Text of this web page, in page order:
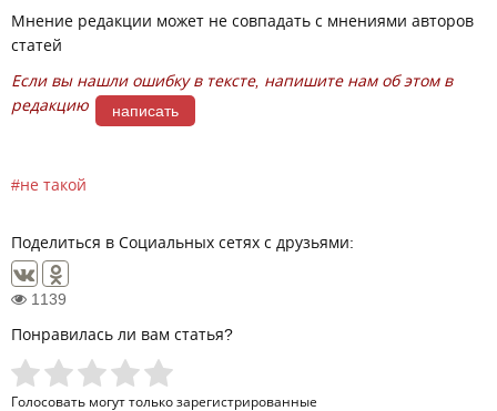
Мнение редакции может не совпадать с мнениями авторов
статей
Если вы нашли ошибку в тексте, напишите нам об этом в
редакцию
написать
не такой
Поделиться в Социальных сетях с друзьями:
1139
Понравилась ли вам статья?
Голосовать могут только зарегистрированные